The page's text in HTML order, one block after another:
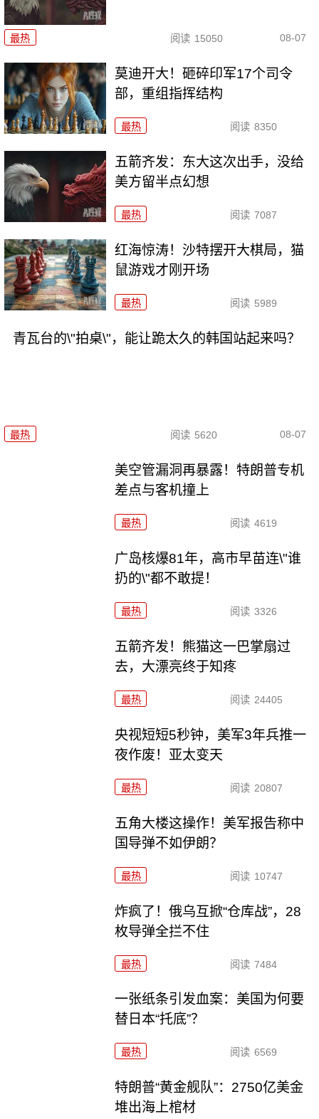
最热 阅读 15050 08-07
莫迪开大！砸碎印军17个司令
部，重组指挥结构
最热 阅读 8350
五箭齐发：东大这次出手，没给
美方留半点幻想
最热 阅读 7087
红海惊涛！沙特摆开大棋局，猫
鼠游戏才刚开场
最热 阅读 5989
青瓦台的\"拍桌\"，能让跪太久的韩国站起来吗？
最热 阅读 5620 08-07
美空管漏洞再暴露！特朗普专机
差点与客机撞上
最热 阅读 4619
广岛核爆81年，高市早苗连\"谁
扔的\"都不敢提！
最热 阅读 3326
五箭齐发！熊猫这一巴掌扇过
去，大漂亮终于知疼
最热 阅读 24405
央视短短5秒钟，美军3年兵推一
夜作废！亚太变天
最热 阅读 20807
五角大楼这操作！美军报告称中
国导弹不如伊朗？
最热 阅读 10747
炸疯了！俄乌互掀“仓库战”，28
枚导弹全拦不住
最热 阅读 7484
一张纸条引发血案：美国为何要
替日本“托底”？
最热 阅读 6569
特朗普“黄金舰队”：2750亿美金
堆出海上棺材